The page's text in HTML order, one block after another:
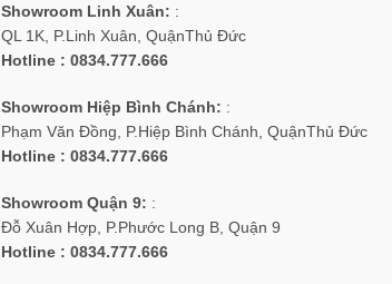
Showroom Linh Xuân: :
QL 1K, P.Linh Xuân, QuậnThủ Đức
Hotline : 0834.777.666
Showroom Hiệp Bình Chánh: :
Phạm Văn Đồng, P.Hiệp Bình Chánh, QuậnThủ Đức
Hotline : 0834.777.666
Showroom Quận 9: :
Đỗ Xuân Hợp, P.Phước Long B, Quận 9
Hotline : 0834.777.666